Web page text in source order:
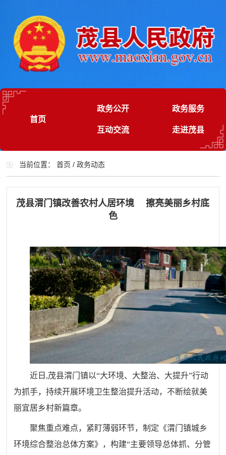
首页
政务公开 政务服务
互动交流 走进茂县
当前位置：首页 /政务动态
茂县渭门镇改善农村人居环境 擦亮美丽乡村底
色
近日,茂县渭门镇以“大环境、大整治、大提升”行动
为抓手，持续开展环境卫生整治提升活动，不断绘就美
丽宜居乡村新篇章。
聚焦重点难点，紧盯薄弱环节，制定《渭门镇城乡
环境综合整治总体方案》，构建“主要领导总体抓、分管